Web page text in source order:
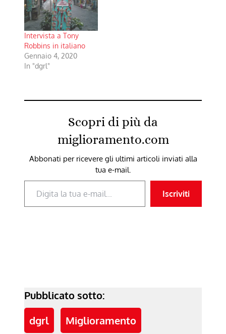
Intervista a Tony
Robbins in italiano
Gennaio 4, 2020
In "dgrl"
Scopri di più da
miglioramento.com
Abbonati per ricevere gli ultimi articoli inviati alla
tua e-mail.
Digita la tua e-mail...
Iscriviti
Pubblicato sotto:
dgrl
Miglioramento